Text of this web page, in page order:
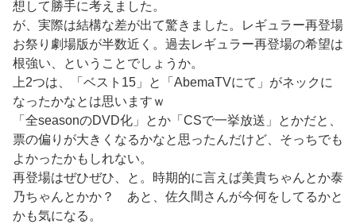
想して勝手に考えました。
が、実際は結構な差が出て驚きました。レギュラー再登場
お祭り劇場版が半数近く。過去レギュラー再登場の希望は
根強い、ということでしょうか。
上2つは、「ベスト15」と「AbemaTVにて」がネックに
なったかなとは思いますｗ
「全seasonのDVD化」とか「CSで一挙放送」とかだと、
票の偏りが大きくなるかなと思ったんだけど、そっちでも
よかったかもしれない。
再登場はぜひぜひ、と。時期的に言えば美貴ちゃんとか泰
乃ちゃんとかか？ あと、佐久間さんが今何をしてるかと
かも気になる。